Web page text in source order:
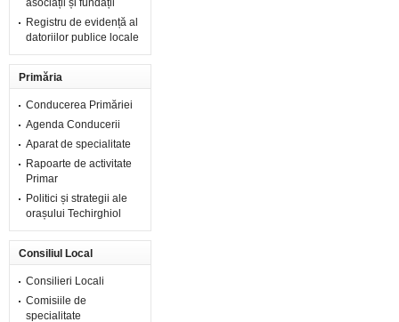
asociații și fundații
Registru de evidență al
datoriilor publice locale
Primăria
Conducerea Primăriei
Agenda Conducerii
Aparat de specialitate
Rapoarte de activitate
Primar
Politici și strategii ale
orașului Techirghiol
Consiliul Local
Consilieri Locali
Comisiile de
specialitate